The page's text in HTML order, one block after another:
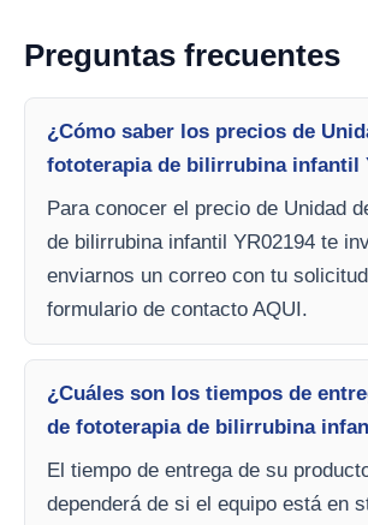
Preguntas frecuentes
¿Cómo saber los precios de
fototerapia de bilirrubina infantil
Para conocer el precio de Unidad
de bilirrubina infantil YR02194 te
enviarnos un correo con tu
formulario de contacto AQUI.
¿Cuáles son los tiempos de
de fototerapia de bilirrubina
El tiempo de entrega de su
dependerá de si el equipo está en